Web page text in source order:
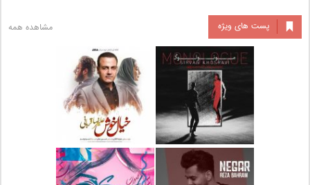
پست های ویژه مشاهده همه
دانلود آلبوم جدید سیروان
خسروی بنام مونولوگ
دانلود آهنگ جدید علیرضا
قربانی بنام خیال خوش